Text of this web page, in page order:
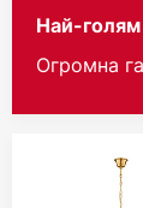
Най-голям
Огромна